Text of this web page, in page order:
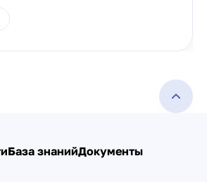
База знанийДокументы